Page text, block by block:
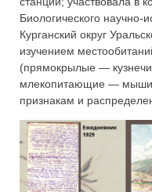
Биологического научно-
Курганский округ
изучением
(прямокрылые —
млекопитающие — мыши)
признакам и